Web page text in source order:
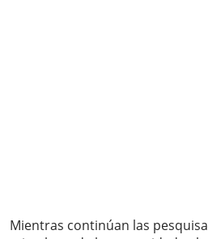
Mientras continúan las